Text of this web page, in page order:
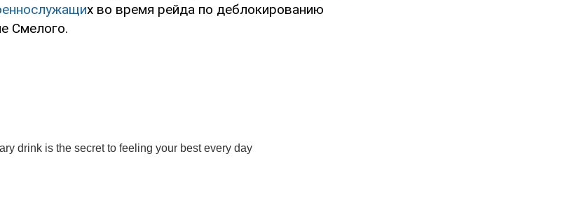
х во время рейда по деблокированию
Смелого.